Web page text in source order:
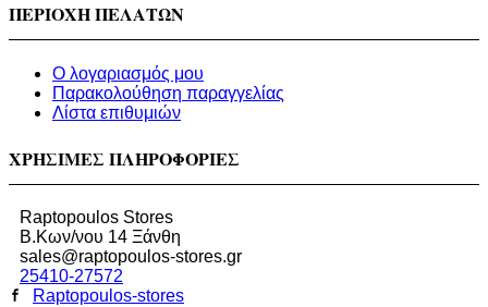
ΠΕΡΙΟΧΗ ΠΕΛΑΤΩΝ
Ο λογαριασμός μου
Παρακολούθηση παραγγελίας
Λίστα επιθυμιών
ΧΡΗΣΙΜΕΣ ΠΛΗΡΟΦΟΡΙΕΣ
Raptopoulos Stores
Β.Κων/νου 14 Ξάνθη
sales@raptopoulos-stores.gr
25410-27572
Raptopoulos-stores